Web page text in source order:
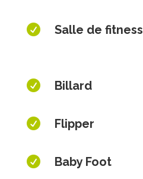
 Salle de fitness
 Billard
 Flipper
 Baby Foot